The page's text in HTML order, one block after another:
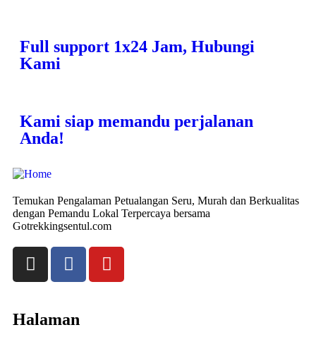
Full support 1x24 Jam, Hubungi
Kami
Kami siap memandu perjalanan
Anda!
Temukan Pengalaman Petualangan Seru, Murah dan Berkualitas
dengan Pemandu Lokal Terpercaya bersama
Gotrekkingsentul.com
Halaman